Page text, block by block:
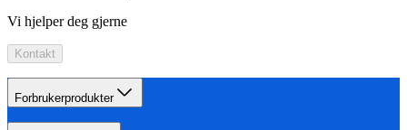
Vi hjelper deg gjerne
Kontakt
Forbrukerprodukter